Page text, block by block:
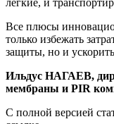
легкие, и
Все плюсы
только избежать
защиты, но и
Ильдус НАГАЕВ,
мембраны и PIR
С полной версией